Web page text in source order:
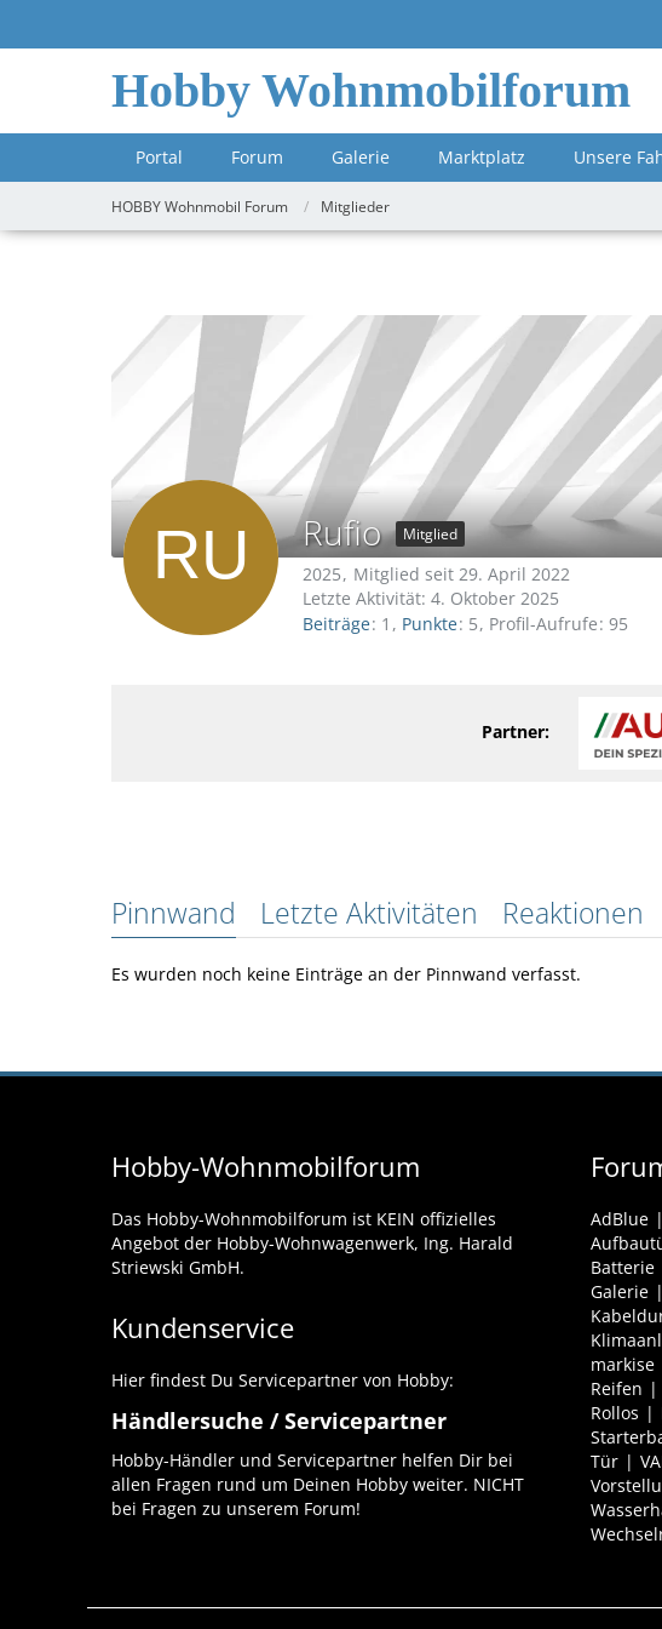
Hobby Wohnmobilforum
Portal Forum Galerie Marktplatz Unsere
HOBBY Wohnmobil Forum Mitglieder
Rufio Mitglied
2025
Mitglied seit 29. April 2022
Letzte Aktivität: 4. Oktober 2025
Beiträge 1 Punkte 5 Profil-Aufrufe 95
Partner:
Pinnwand Letzte Aktivitäten Reaktionen
Es wurden noch keine Einträge an der Pinnwand verfasst.
Hobby-Wohnmobilforum
Das Hobby-Wohnmobilforum ist KEIN offizielles
Angebot der Hobby-Wohnwagenwerk, Ing. Harald
Striewski GmbH.
Kundenservice
Hier findest Du Servicepartner von Hobby:
Händlersuche / Servicepartner
Hobby-Händler und Servicepartner helfen Dir bei
allen Fragen rund um Deinen Hobby weiter. NICHT
bei Fragen zu unserem Forum!
AdBlue
Batterie
Galerie
markise
Reifen
Rollos
Tür